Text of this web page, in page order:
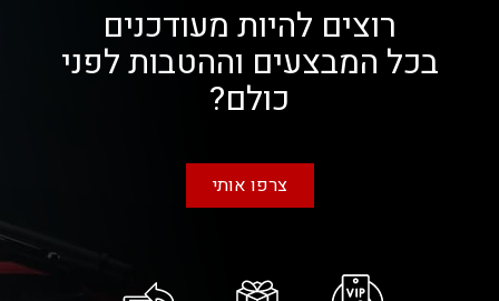
רוצים להיות מעודכנים
בכל המבצעים וההטבות לפני
כולם?
צרפו אותי